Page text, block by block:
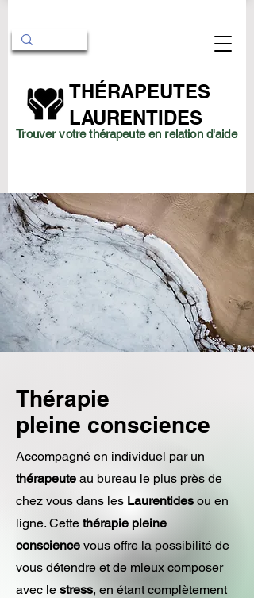
THÉRAPEUTES
LAURENTIDES
Trouver votre thérapeute en relation d'aide
Thérapie
pleine conscience
Accompagné en individuel par un
thérapeute au bureau le plus près de
chez vous dans les Laurentides ou en
ligne. Cette thérapie pleine
conscience vous offre la possibilité de
vous détendre et de mieux composer
avec le stress, en étant complètement